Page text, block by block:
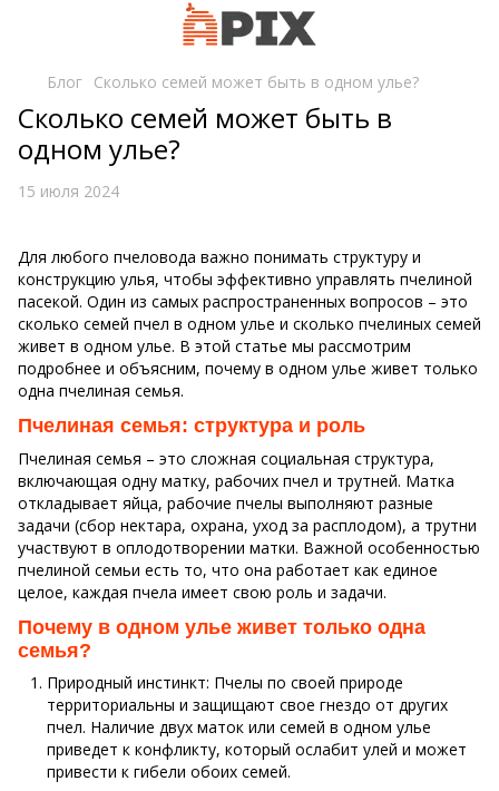
Блог Сколько семей может быть в одном улье?
Сколько семей может быть в
одном улье?
15 июля 2024
Для любого пчеловода важно понимать структуру и
конструкцию улья, чтобы эффективно управлять пчелиной
пасекой. Один из самых распространенных вопросов – это
сколько семей пчел в одном улье и сколько пчелиных семей
живет в одном улье. В этой статье мы рассмотрим
подробнее и объясним, почему в одном улье живет только
одна пчелиная семья.
Пчелиная семья: структура и роль
Пчелиная семья – это сложная социальная структура,
включающая одну матку, рабочих пчел и трутней. Матка
откладывает яйца, рабочие пчелы выполняют разные
задачи (сбор нектара, охрана, уход за расплодом), а трутни
участвуют в оплодотворении матки. Важной особенностью
пчелиной семьи есть то, что она работает как единое
целое, каждая пчела имеет свою роль и задачи.
Почему в одном улье живет только одна
семья?
Природный инстинкт: Пчелы по своей природе
территориальны и защищают свое гнездо от других
пчел. Наличие двух маток или семей в одном улье
приведет к конфликту, который ослабит улей и может
привести к гибели обоих семей.